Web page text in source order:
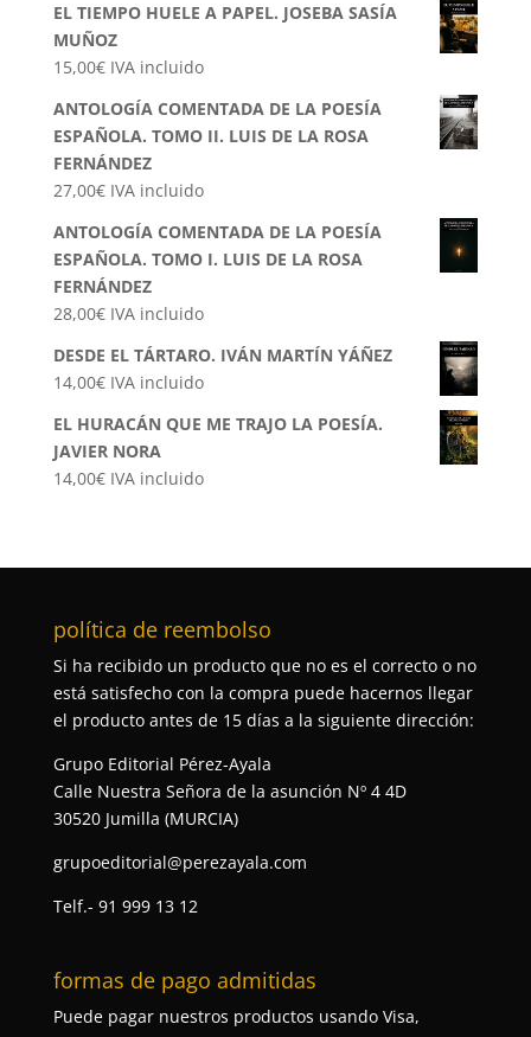
EL TIEMPO HUELE A PAPEL. JOSEBA SASÍA
MUÑOZ
15,00€ IVA incluido
ANTOLOGÍA COMENTADA DE LA POESÍA
ESPAÑOLA. TOMO II. LUIS DE LA ROSA
FERNÁNDEZ
27,00€ IVA incluido
ANTOLOGÍA COMENTADA DE LA POESÍA
ESPAÑOLA. TOMO I. LUIS DE LA ROSA
FERNÁNDEZ
28,00€ IVA incluido
DESDE EL TÁRTARO. IVÁN MARTÍN YÁÑEZ
14,00€ IVA incluido
EL HURACÁN QUE ME TRAJO LA POESÍA.
JAVIER NORA
14,00€ IVA incluido
política de reembolso
Si ha recibido un producto que no es el correcto o no
está satisfecho con la compra puede hacernos llegar
el producto antes de 15 días a la siguiente dirección:
Grupo Editorial Pérez-Ayala
Calle Nuestra Señora de la asunción Nº 4 4D
30520 Jumilla (MURCIA)
grupoeditorial@perezayala.com
Telf.- 91 999 13 12
formas de pago admitidas
Puede pagar nuestros productos usando Visa,